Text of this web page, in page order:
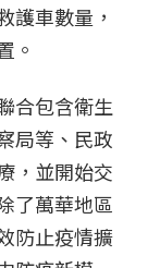
護車數量，
。
合包含衛生
局等、民政
，並開始交
了萬華地區
防止疫情擴